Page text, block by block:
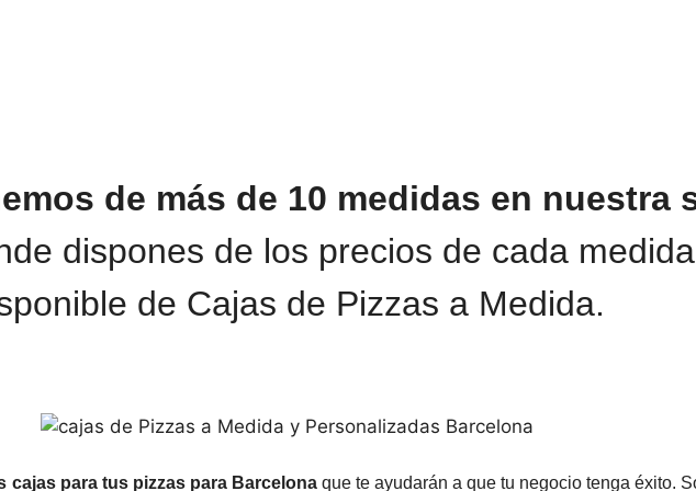
de más de 10 medidas en nuestra
dispones de los precios de cada
de Cajas de Pizzas a Medida.
cajas para tus pizzas para Barcelona que te ayudarán a que tu negocio tenga éxito.